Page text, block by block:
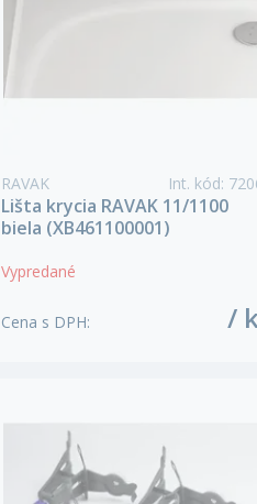
RAVAK Int. kód:
Lišta krycia RAVAK 11/1100
biela (XB461100001)
Vypredané
Cena s DPH: /